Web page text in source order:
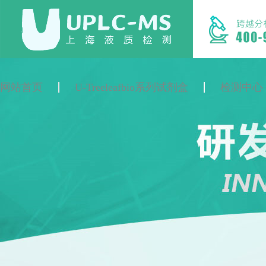
网站首页 U-Treeleafbio系列试剂盒 检测中心